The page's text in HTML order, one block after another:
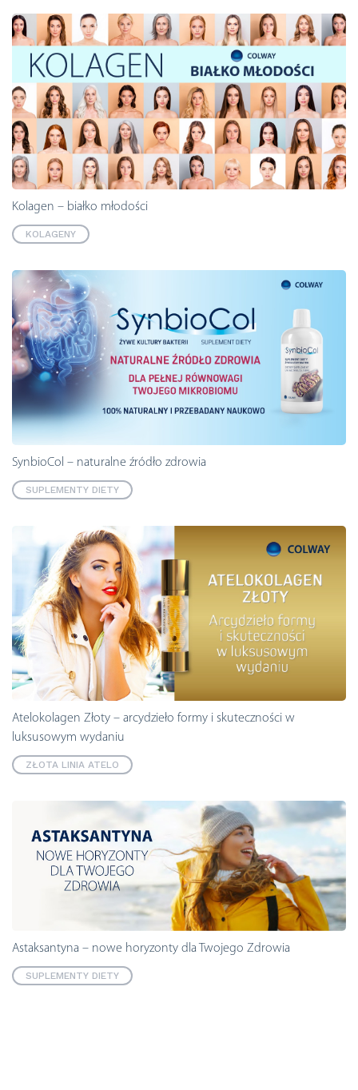
Kolagen – białko młodości
KOLAGENY
SynbioCol – naturalne źródło zdrowia
SUPLEMENTY DIETY
Atelokolagen Złoty – arcydzieło formy i skuteczności w
luksusowym wydaniu
ZŁOTA LINIA ATELO
Astaksantyna – nowe horyzonty dla Twojego Zdrowia
SUPLEMENTY DIETY